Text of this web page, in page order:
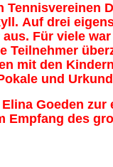
Auf drei
Für viele
Teilnehmer
mit den
und
Goeden zur
Empfang des